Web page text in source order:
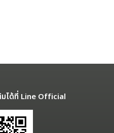
ได้ที่ Line Official